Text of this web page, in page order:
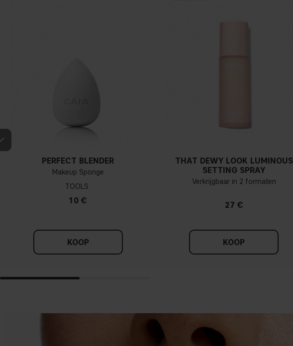
PERFECT BLENDER
Makeup Sponge
TOOLS
10 €
KOOP
THAT DEWY LOOK LUMINOUS
SETTING SPRAY
Verkrijgbaar in 2 formaten
27 €
KOOP